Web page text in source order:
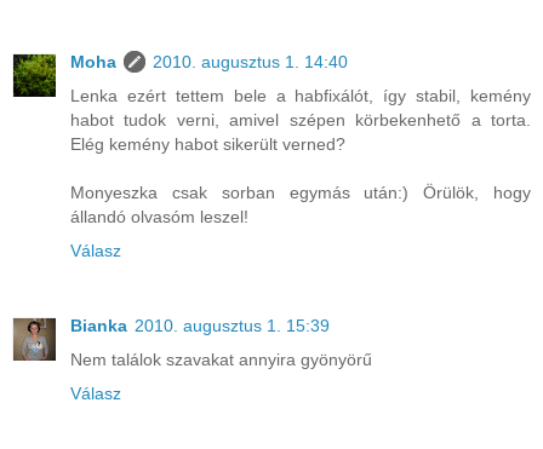
Moha
2010. augusztus 1. 14:40
Lenka ezért tettem bele a habfixálót, így stabil, kemény
habot tudok verni, amivel szépen körbekenhető a torta.
Elég kemény habot sikerült verned?
Monyeszka csak sorban egymás után:) Örülök, hogy
állandó olvasóm leszel!
Válasz
Bianka 2010. augusztus 1. 15:39
Nem találok szavakat annyira gyönyörű
Válasz